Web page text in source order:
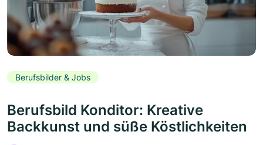
Berufsbilder & Jobs
Berufsbild Konditor: Kreative
Backkunst und süße Köstlichkeiten